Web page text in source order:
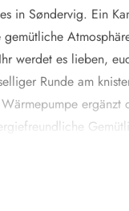
in Søndervig. Ein
werdet es lieben,
Runde am
zwei Schlafzimmer.